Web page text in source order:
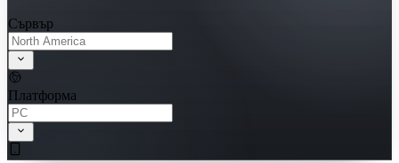
Сървър
Платформа